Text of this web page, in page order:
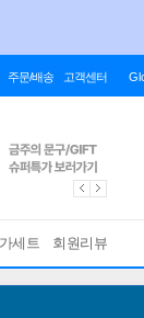
주문/배송 고객센터
세트 회원리뷰